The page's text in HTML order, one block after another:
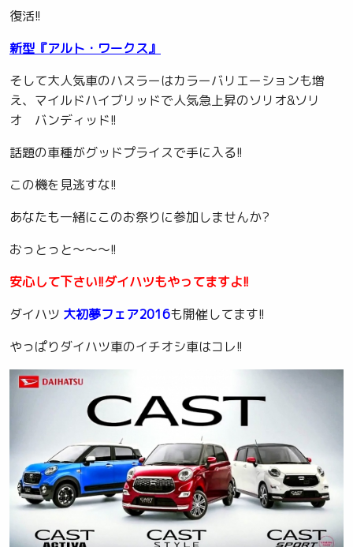
復活!!
新型『アルト・ワークス』
そして大人気車のハスラーはカラーバリエーションも増
え、マイルドハイブリッドで人気急上昇のソリオ&ソリ
オ バンディッド!!
話題の車種がグッドプライスで手に入る!!
この機を見逃すな!!
あなたも一緒にこのお祭りに参加しませんか?
おっとっと～～～!!
安心して下さい!!ダイハツもやってますよ!!
ダイハツ 大初夢フェア2016も開催してます!!
やっぱりダイハツ車のイチオシ車はコレ!!